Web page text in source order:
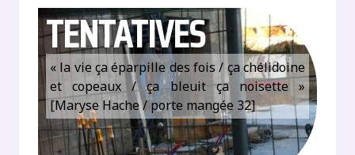
TENTATIVES
« la vie ça éparpille des fois / ça chélidoine
et copeaux / ça bleuit ça noisette »
[Maryse Hache / porte mangée 32]